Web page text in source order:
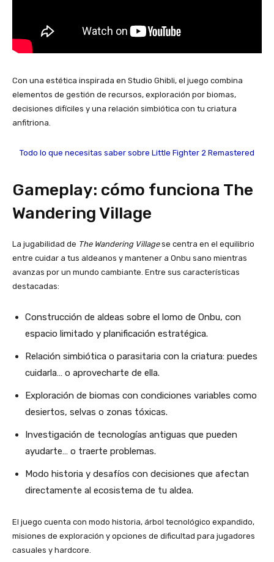
Con una estética inspirada en Studio Ghibli, el juego combina
elementos de gestión de recursos, exploración por biomas,
decisiones difíciles y una relación simbiótica con tu criatura
anfitriona.
Todo lo que necesitas saber sobre Little Fighter 2 Remastered
Gameplay: cómo funciona The
Wandering Village
La jugabilidad de The Wandering Villagese centra en el equilibrio
entre cuidar a tus aldeanos y mantener a Onbu sano mientras
avanzas por un mundo cambiante. Entre sus características
destacadas:
Construcción de aldeas sobre el lomo de Onbu, con
espacio limitado y planificación estratégica.
Relación simbiótica o parasitaria con la criatura: puedes
cuidarla… o aprovecharte de ella.
Exploración de biomas con condiciones variables como
desiertos, selvas o zonas tóxicas.
Investigación de tecnologías antiguas que pueden
ayudarte… o traerte problemas.
Modo historia y desafíos con decisiones que afectan
directamente al ecosistema de tu aldea.
El juego cuenta con modo historia, árbol tecnológico expandido,
misiones de exploración y opciones de dificultad para jugadores
casuales y hardcore.